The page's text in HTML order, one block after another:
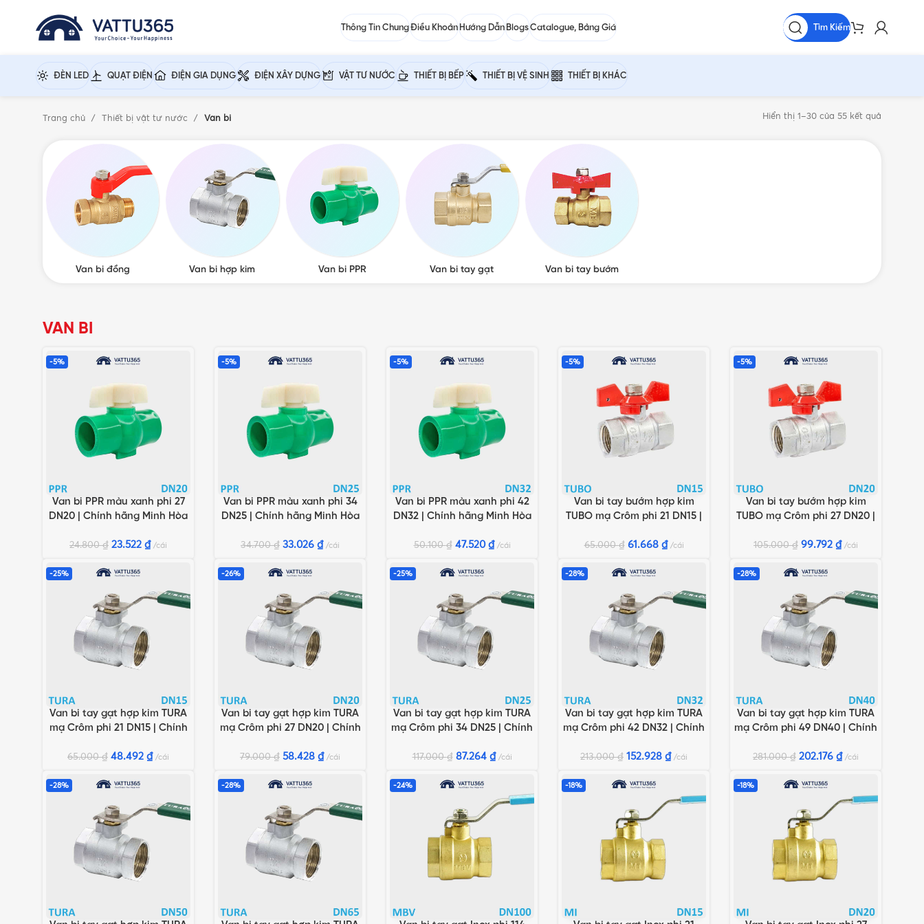
Thông Tin ChungĐiều Khoản Hướng Dẫn BlogsCatalogue, Bảng Giá Tìm Kiếm
ĐÈN LED QUẠT ĐIỆN ĐIỆN GIA DỤNG ĐIỆN XÂY DỰNG VẬT TƯ NƯỚC THIẾT BỊ BẾP THIẾT BỊ VỆ SINH THIẾT BỊ KHÁC
Trang chủ Thiết bị vật tư nước Van bi Hiển thị 1–30 của 55 kết quả
Van bi đồng Van bi hợp kim Van bi PPR Van bi tay gạt Van bi tay bướm
VAN BI
-5%
THÊM VÀO GIỎ HÀNG
Van bi PPR màu xanh phi 27
DN20 | Chính hãng Minh Hòa
24.800₫ 23.522 ₫ cái
-5%
THÊM VÀO GIỎ HÀNG
Van bi PPR màu xanh phi 34
DN25 | Chính hãng Minh Hòa
34.700₫ 33.026 ₫ cái
-5%
THÊM VÀO GIỎ HÀNG
Van bi PPR màu xanh phi 42
DN32 | Chính hãng Minh Hòa
50.100₫ 47.520 ₫ cái
-5%
THÊM VÀO GIỎ HÀNG
Van bi tay bướm hợp kim
TUBO mạ Crôm phi 21 DN15 |
65.000₫ 61.668 ₫ cái
-5%
THÊM VÀO GIỎ HÀNG
Van bi tay bướm hợp kim
TUBO mạ Crôm phi 27 DN20 |
105.000₫ 99.792 ₫ cái
-25%
THÊM VÀO GIỎ HÀNG
Van bi tay gạt hợp kim TURA
mạ Crôm phi 21 DN15 | Chính
65.000₫ 48.492 ₫ cái
-26%
THÊM VÀO GIỎ HÀNG
Van bi tay gạt hợp kim TURA
mạ Crôm phi 27 DN20 | Chính
79.000₫ 58.428 ₫ cái
-25%
THÊM VÀO GIỎ HÀNG
Van bi tay gạt hợp kim TURA
mạ Crôm phi 34 DN25 | Chính
117.000₫ 87.264 ₫ cái
-28%
THÊM VÀO GIỎ HÀNG
Van bi tay gạt hợp kim TURA
mạ Crôm phi 42 DN32 | Chính
213.000₫ 152.928 ₫ cái
-28%
THÊM VÀO GIỎ HÀNG
Van bi tay gạt hợp kim TURA
mạ Crôm phi 49 DN40 | Chính
281.000₫ 202.176 ₫ cái
-28% -28% -24% -18% -18%